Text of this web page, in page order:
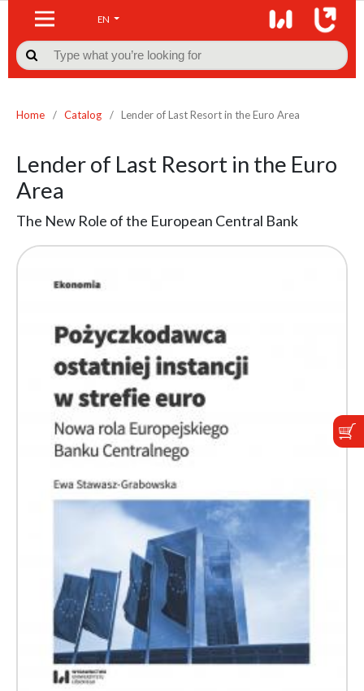
EN

Home / Catalog / Lender of Last Resort in the Euro Area
Lender of Last Resort in the Euro
Area
The New Role of the European Central Bank